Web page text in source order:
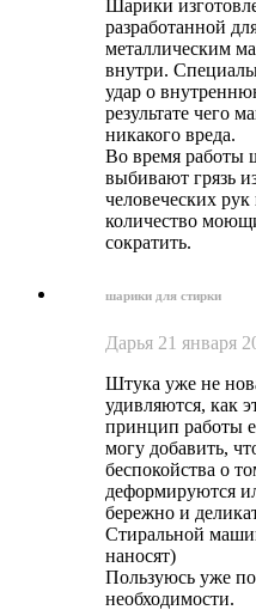
Шарики
разработанной
металлическим
внутри.
удар о
результате чего
никакого вреда.
Во время работы
выбивают грязь
человеческих
количество
сократить.
шарики для стирки
Дарья 21 января
Штука уже не
удивляются, как
принцип работы
могу добавить,
беспокойства о
деформируются
бережно и
Стиральной
наносят)
Пользуюсь уже
необходимости.